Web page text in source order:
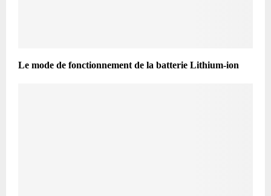
Le mode de fonctionnement de la batterie Lithium-ion